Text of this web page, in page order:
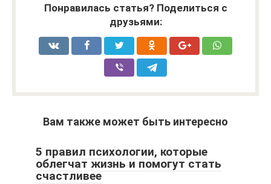
Понравилась статья? Поделиться с
друзьями:
Вам также может быть интересно
5 правил психологии, которые
облегчат жизнь и помогут стать
счастливее